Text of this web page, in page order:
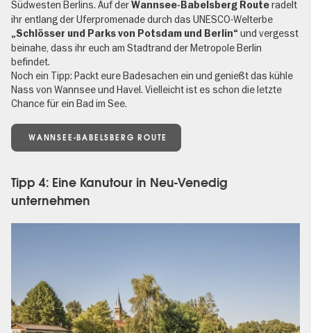
Südwesten Berlins. Auf derWannsee-Babelsberg Routeradelt
ihr entlang der Uferpromenade durch das UNESCO-Welterbe
„Schlösser und Parks von Potsdam und Berlin“ und vergesst
beinahe, dass ihr euch am Stadtrand der Metropole Berlin
befindet.
Noch ein Tipp: Packt eure Badesachen ein und genießt das kühle
Nass von Wannsee und Havel. Vielleicht ist es schon die letzte
Chance für ein Bad im See.
WANNSEE-BABELSBERG ROUTE
Tipp 4: Eine Kanutour in Neu-Venedig
unternehmen